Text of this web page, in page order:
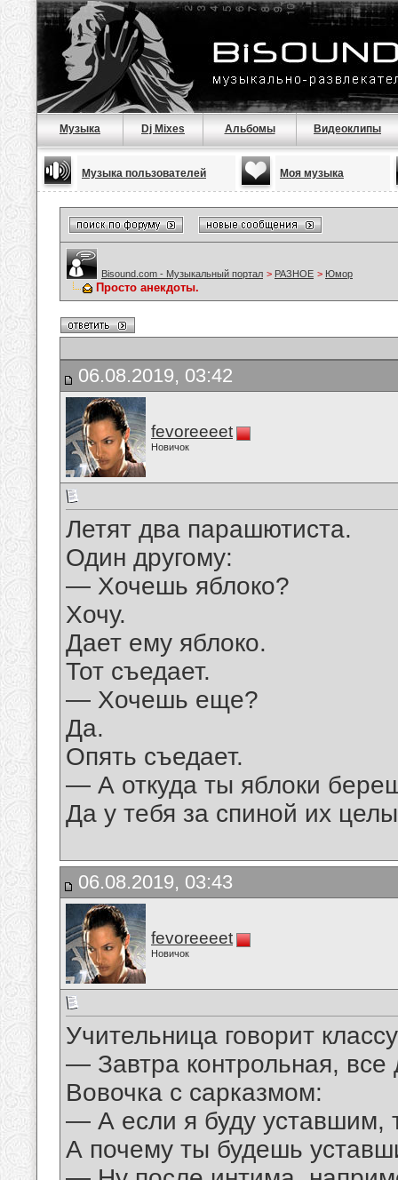
Музыка Dj Mixes Альбомы Видеоклипы
Музыка пользователей Моя музыка
Bisound.com - Музыкальный портал > РАЗНОЕ > Юмор
Просто анекдоты.
06.08.2019, 03:42
fevoreeeet
Новичок
Летят два парашютиста.
Один другому:
— Хочешь яблоко?
Хочу.
Дает ему яблоко.
Тот съедает.
— Хочешь еще?
Да.
Опять съедает.
— А откуда ты яблоки
Да у тебя за спиной их
06.08.2019, 03:43
fevoreeeet
Новичок
Учительница говорит
— Завтра контрольная, все
Вовочка с сарказмом:
— А если я буду уставшим,
А почему ты будешь